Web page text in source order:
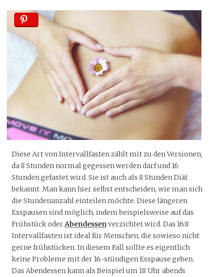
Diese Art von Intervallfasten zählt mit zu den Versionen,
da 8 Stunden normal gegessen werden darf und 16
Stunden gefastet wird. Sie ist auch als 8 Stunden Diät
bekannt. Man kann hier selbst entscheiden, wie man sich
die Stundenanzahl einteilen möchte. Diese längeren
Esspausen sind möglich, indem beispielsweise auf das
Frühstück oderAbendessenverzichtet wird. Das 16:8
Intervallfasten ist ideal für Menschen, die sowieso nicht
gerne frühstücken. In diesem Fall sollte es eigentlich
keine Probleme mit der 16-stündigen Esspause geben.
Das Abendessen kann als Beispiel um 18 Uhr abends